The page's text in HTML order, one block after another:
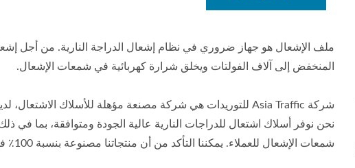
ملف الإشعال هو جهاز ضروري في نظام إشعال الدراجة النارية. من أجل
المنخفض إلى آلاف الفولتات ويخلق شرارة كهربائية في شمعات الإشعال.
نحن نوفر أسلاك اشتعال للدراجات النارية عالية الجودة ومتوافقة، بما في
شمعات الإشعال للعملاء. يمكننا التأكد من أن منتجاتنا مصنوعة بنسبة 100٪ في تايوان.